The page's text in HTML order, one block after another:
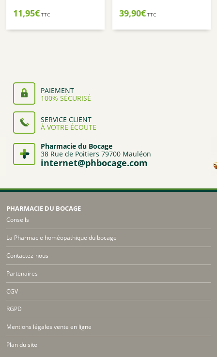
11,95€ TTC 39,90€ TTC
PAIEMENT
100% SÉCURISÉ
SERVICE CLIENT
À VOTRE ÉCOUTE
Pharmacie du Bocage
38 Rue de Poitiers 79700 Mauléon
internet@phbocage.com
PHARMACIE DU BOCAGE
Conseils
La Pharmacie homéopathique du bocage
Contactez-nous
Partenaires
CGV
RGPD
Mentions légales vente en ligne
Plan du site